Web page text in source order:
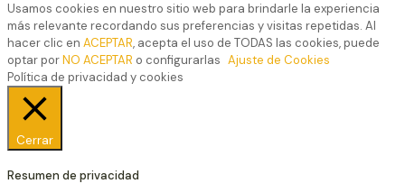
Usamos cookies en nuestro sitio web para brindarle la experiencia
más relevante recordando sus preferencias y visitas repetidas. Al
hacer clic en ACEPTAR, acepta el uso de TODAS las cookies, puede
optar porNO ACEPTAR o configurarlas Ajuste de Cookies
Política de privacidad y cookies
Cerrar
Resumen de privacidad